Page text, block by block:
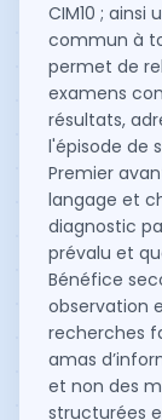
CIM10 ;
commun à
permet de
examens
résultats,
l'épisode de
Premier
langage et
diagnostic
prévalu et
Bénéfice
observation
recherches
amas
et non des
structurées